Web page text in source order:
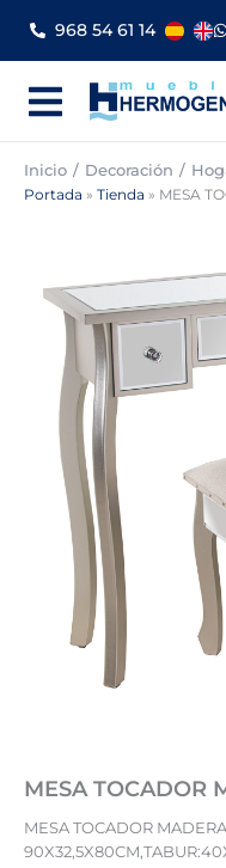
contenido
968 54 61 14
Inicio Decoración
Portada » Tienda » MESA
MESA TOCADOR
MESA TOCADOR